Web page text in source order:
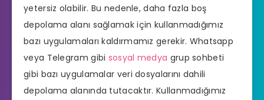
yetersiz olabilir. Bu nedenle, daha fazla boş
depolama alanı sağlamak için kullanmadığımız
bazı uygulamaları kaldırmamız gerekir. Whatsapp
veya Telegram gibi sosyal medya grup sohbeti
gibi bazı uygulamalar veri dosyalarını dahili
depolama alanında tutacaktır. Kullanmadığımız